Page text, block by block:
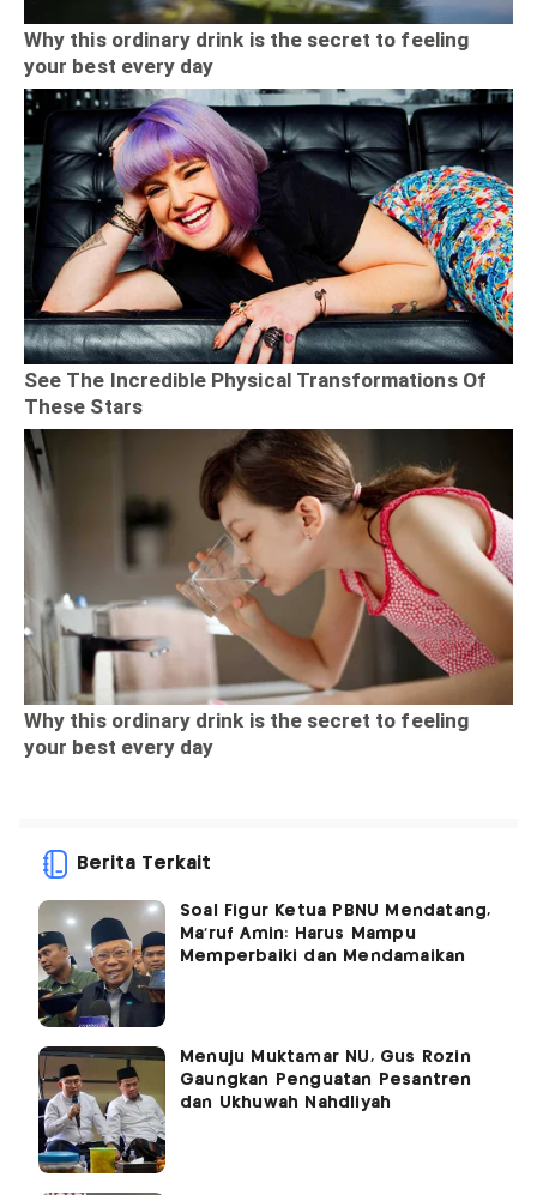
Berita Terkait
Soal Figur Ketua PBNU Mendatang,
Ma'ruf Amin: Harus Mampu
Memperbaiki dan Mendamaikan
Menuju Muktamar NU, Gus Rozin
Gaungkan Penguatan Pesantren
dan Ukhuwah Nahdliyah